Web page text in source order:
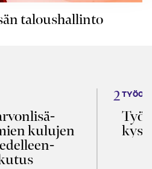
taloushallinto
kulujen